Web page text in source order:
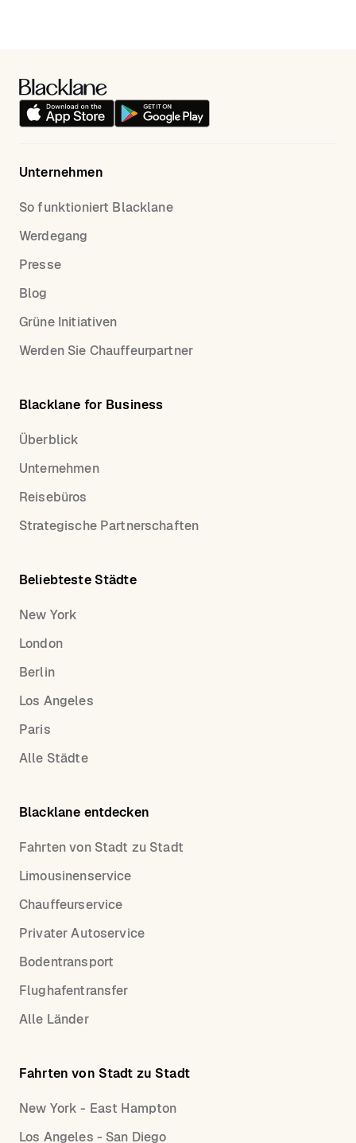
Unternehmen
So funktioniert Blacklane
Werdegang
Presse
Blog
Grüne Initiativen
Werden Sie Chauffeurpartner
Blacklane for Business
Überblick
Unternehmen
Reisebüros
Strategische Partnerschaften
Beliebteste Städte
New York
London
Berlin
Los Angeles
Paris
Alle Städte
Blacklane entdecken
Fahrten von Stadt zu Stadt
Limousinenservice
Chauffeurservice
Privater Autoservice
Bodentransport
Flughafentransfer
Alle Länder
Fahrten von Stadt zu Stadt
New York - East Hampton
Los Angeles - San Diego